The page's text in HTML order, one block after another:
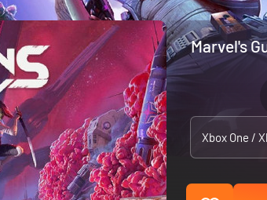
Marvel's
Xbox One /